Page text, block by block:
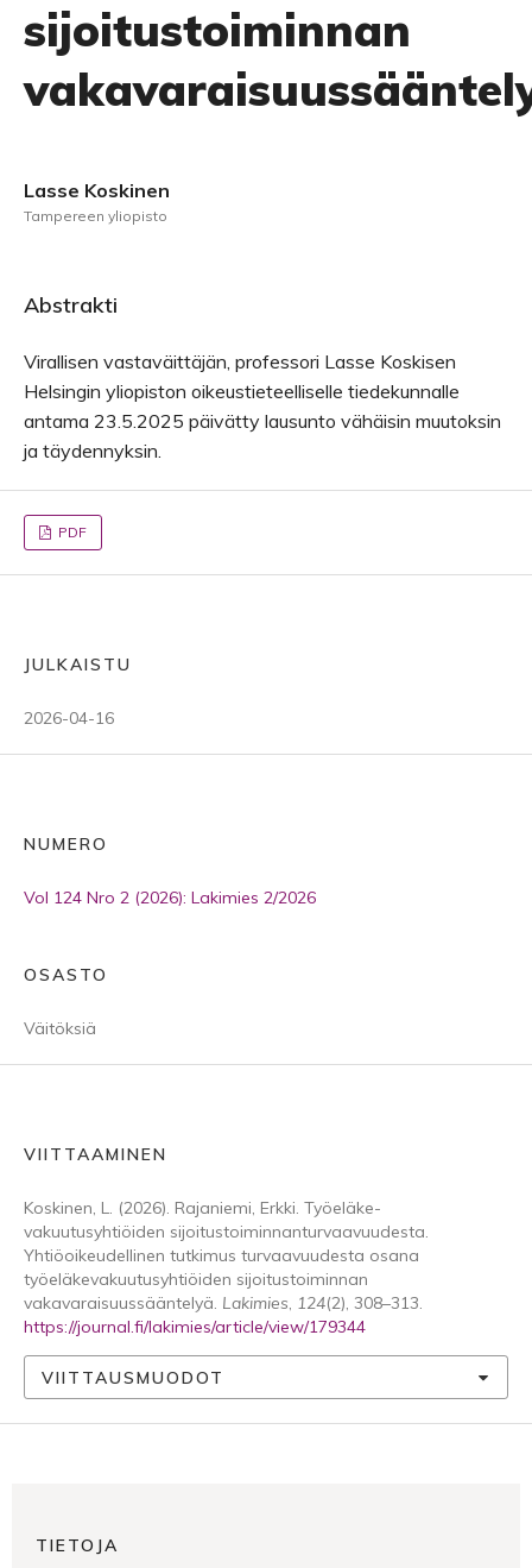
sijoitustoiminnan
Lasse Koskinen
Tampereen yliopisto
Abstrakti
Virallisen vastaväittäjän, professori Lasse Koskisen
Helsingin yliopiston oikeustieteelliselle tiedekunnalle
antama 23.5.2025 päivätty lausunto vähäisin muutoksin
ja täydennyksin.
PDF
JULKAISTU
2026-04-16
NUMERO
Vol 124 Nro 2 (2026): Lakimies 2/2026
OSASTO
Väitöksiä
VIITTAAMINEN
Koskinen, L. (2026). Rajaniemi, Erkki. Työeläke-
vakuutusyhtiöiden sijoitustoiminnanturvaavuudesta.
Yhtiöoikeudellinen tutkimus turvaavuudesta osana
työeläkevakuutusyhtiöiden sijoitustoiminnan
vakavaraisuussääntelyä. Lakimies, 124(2), 308–313.
https://journal.fi/lakimies/article/view/179344
VIITTAUSMUODOT
TIETOJA